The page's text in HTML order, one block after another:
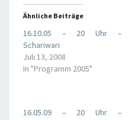
Ähnliche Beiträge
16.10.05 – 20 Uhr –
Schariwari
Juli 13, 2008
In "Programm 2005"
16.05.09 – 20 Uhr –